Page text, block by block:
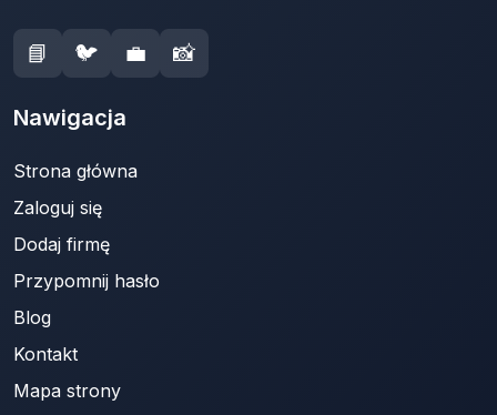
📘 🐦 💼 📸
Nawigacja
Strona główna
Zaloguj się
Dodaj firmę
Przypomnij hasło
Blog
Kontakt
Mapa strony